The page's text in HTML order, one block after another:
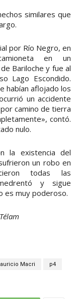
similares que
por Río Negro, en
en un
Bariloche y fue al
Lago Escondido.
habían aflojado los
un accidente
camino de tierra
contó.
nulo.
la existencia del
un robo en
todas las
y sigue
es muy poderoso.
Macri p4